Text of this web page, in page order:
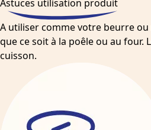
Astuces utilisation produit
A utiliser comme votre beurre
que ce soit à la poêle ou au four.
cuisson.